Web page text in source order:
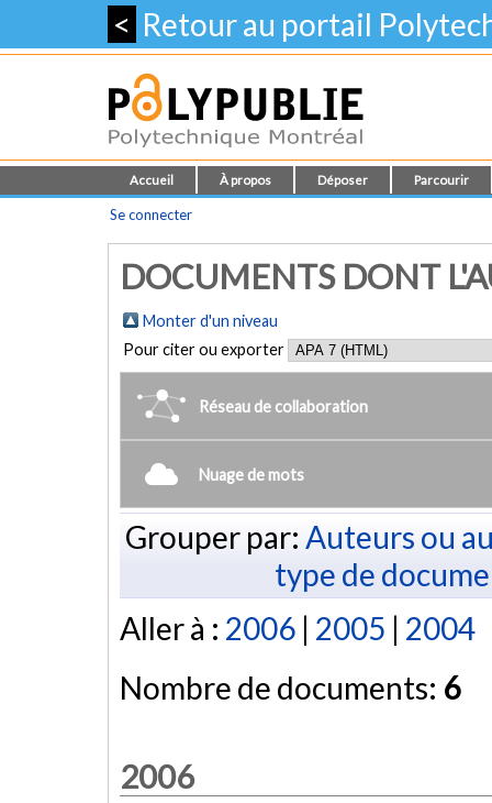
< Retour au portail
Accueil À propos Déposer Parcourir
Se connecter
DOCUMENTS DONT
Monter d'un niveau
Pour citer ou exporter
Réseau de collaboration
Nuage de mots
Grouper par: Auteurs ou
type de
Aller à : 2006 | 2005 | 2004
Nombre de documents: 6
2006